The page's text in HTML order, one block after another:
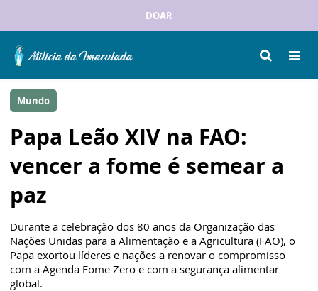
DOAR
Mundo
Papa Leão XIV na FAO:
vencer a fome é semear a
paz
Durante a celebração dos 80 anos da Organização das
Nações Unidas para a Alimentação e a Agricultura (FAO), o
Papa exortou líderes e nações a renovar o compromisso
com a Agenda Fome Zero e com a segurança alimentar
global.